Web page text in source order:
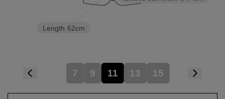
Length 62cm
7 9 11 13 15